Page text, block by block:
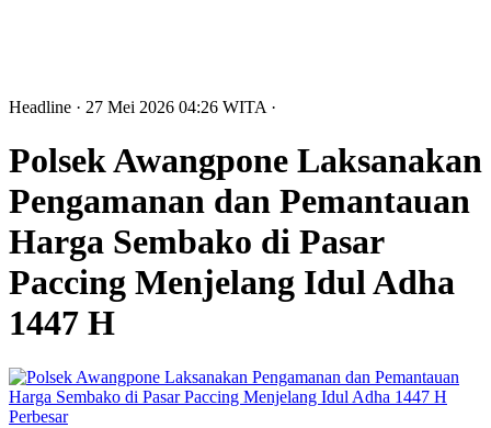
Headline · 27 Mei 2026 04:26 WITA ·
Polsek Awangpone Laksanakan
Pengamanan dan Pemantauan
Harga Sembako di Pasar
Paccing Menjelang Idul Adha
1447 H
Perbesar